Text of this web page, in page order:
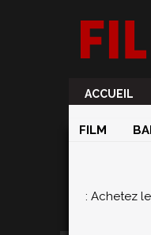
ACCUEIL
FILM
: Achetez